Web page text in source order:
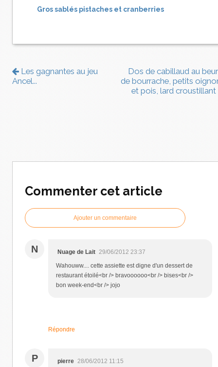
Gros sablés pistaches et cranberries
Les gagnantes au jeu
Ancel...
Dos de cabillaud au
de bourrache, petits
et pois, lard croustillant
Commenter cet article
Ajouter un commentaire
N Nuage de Lait 29/06/2012 23:37
Wahouww.... cette assiette est digne d'un dessert de
restaurant étoilé<br /> bravoooooo<br /> bises<br />
bon week-end<br /> jojo
Répondre
P pierre 28/06/2012 11:15